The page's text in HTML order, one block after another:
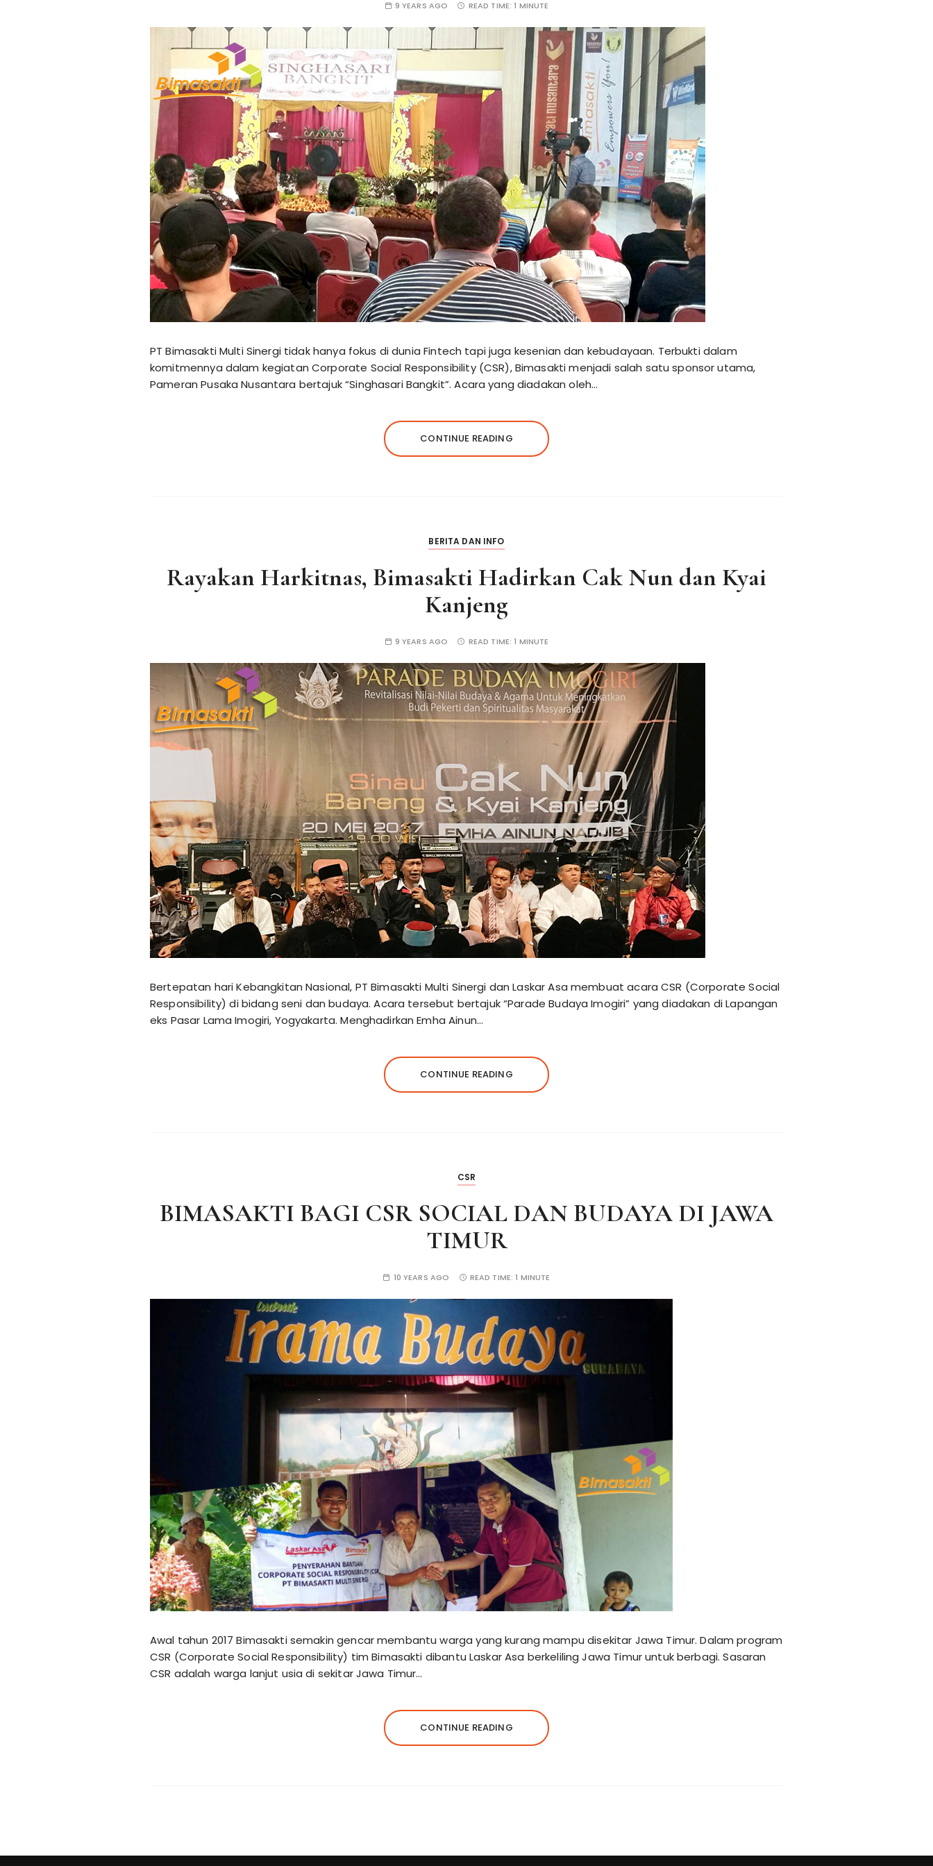
9 YEARS AGO READ TIME:1 MINUTE
PT Bimasakti Multi Sinergi tidak hanya fokus di dunia Fintech tapi juga kesenian dan kebudayaan. Terbukti dalam
komitmennya dalam kegiatan Corporate Social Responsibility (CSR), Bimasakti menjadi salah satu sponsor utama,
Pameran Pusaka Nusantara bertajuk “Singhasari Bangkit”. Acara yang diadakan oleh…
CONTINUE READING
BERITA DAN INFO
Rayakan Harkitnas, Bimasakti Hadirkan Cak Nun dan Kyai
Kanjeng
9 YEARS AGO READ TIME:1 MINUTE
Bertepatan hari Kebangkitan Nasional, PT Bimasakti Multi Sinergi dan Laskar Asa membuat acara CSR (Corporate Social
Responsibility) di bidang seni dan budaya. Acara tersebut bertajuk “Parade Budaya Imogiri” yang diadakan di Lapangan
eks Pasar Lama Imogiri, Yogyakarta. Menghadirkan Emha Ainun…
CONTINUE READING
CSR
BIMASAKTI BAGI CSR SOCIAL DAN BUDAYA DI JAWA
TIMUR
10 YEARS AGO READ TIME:1 MINUTE
Awal tahun 2017 Bimasakti semakin gencar membantu warga yang kurang mampu disekitar Jawa Timur. Dalam program
CSR (Corporate Social Responsibility) tim Bimasakti dibantu Laskar Asa berkeliling Jawa Timur untuk berbagi. Sasaran
CSR adalah warga lanjut usia di sekitar Jawa Timur…
CONTINUE READING